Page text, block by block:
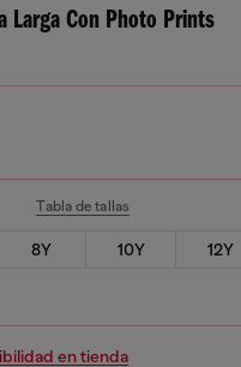
Larga Con Photo Prints
Tabla de tallas
8Y 10Y 12Y
en tienda